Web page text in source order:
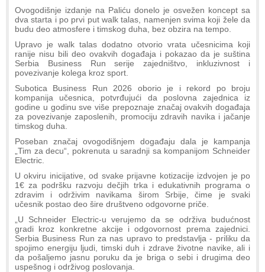
Ovogodišnje izdanje na Paliću donelo je osvežen koncept sa
dva starta i po prvi put walk talas, namenjen svima koji žele da
budu deo atmosfere i timskog duha, bez obzira na tempo.
Upravo je walk talas dodatno otvorio vrata učesnicima koji
ranije nisu bili deo ovakvih događaja i pokazao da je suština
Serbia Business Run serije zajedništvo, inkluzivnost i
povezivanje kolega kroz sport.
Subotica Business Run 2026 oborio je i rekord po broju
kompanija učesnica, potvrđujući da poslovna zajednica iz
godine u godinu sve više prepoznaje značaj ovakvih događaja
za povezivanje zaposlenih, promociju zdravih navika i jačanje
timskog duha.
Poseban značaj ovogodišnjem događaju dala je kampanja
„Tim za decu“, pokrenuta u saradnji sa kompanijom Schneider
Electric.
U okviru inicijative, od svake prijavne kotizacije izdvojen je po
1€ za podršku razvoju dečjih trka i edukativnih programa o
zdravim i održivim navikama širom Srbije, čime je svaki
učesnik postao deo šire društveno odgovorne priče.
„U Schneider Electric-u verujemo da se održiva budućnost
gradi kroz konkretne akcije i odgovornost prema zajednici.
Serbia Business Run za nas upravo to predstavlja - priliku da
spojimo energiju ljudi, timski duh i zdrave životne navike, ali i
da pošaljemo jasnu poruku da je briga o sebi i drugima deo
uspešnog i održivog poslovanja.